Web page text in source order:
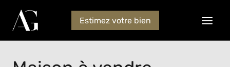
Estimez votre bien